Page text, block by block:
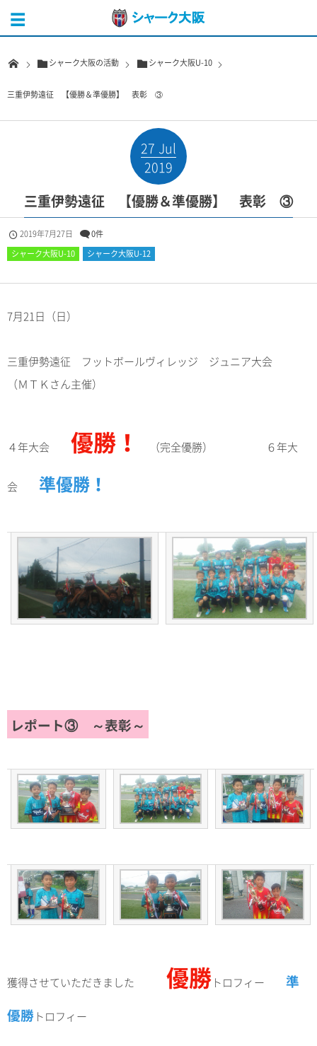
シャーク大阪の活動 シャーク大阪U-10
三重伊勢遠征 【優勝＆準優勝】 表彰 ③
27 Jul
2019
三重伊勢遠征 【優勝＆準優勝】 表彰 ③
2019年7月27日
0件
シャーク大阪U-10
シャーク大阪U-12
7月21日（日）
三重伊勢遠征 フットボールヴィレッジ ジュニア大会
（ＭＴＫさん主催）
４年大会 優勝！ （完全優勝） ６年大
会 準優勝！
レポート③ ～表彰～
獲得させていただきました 優勝 トロフィー 準
優勝 トロフィー